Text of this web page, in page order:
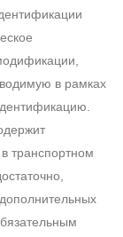
в рамках
транспортном